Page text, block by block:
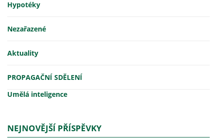
Hypotéky
Nezařazené
Aktuality
PROPAGAČNÍ SDĚLENÍ
Umělá inteligence
NEJNOVĚJŠÍ PŘÍSPĚVKY